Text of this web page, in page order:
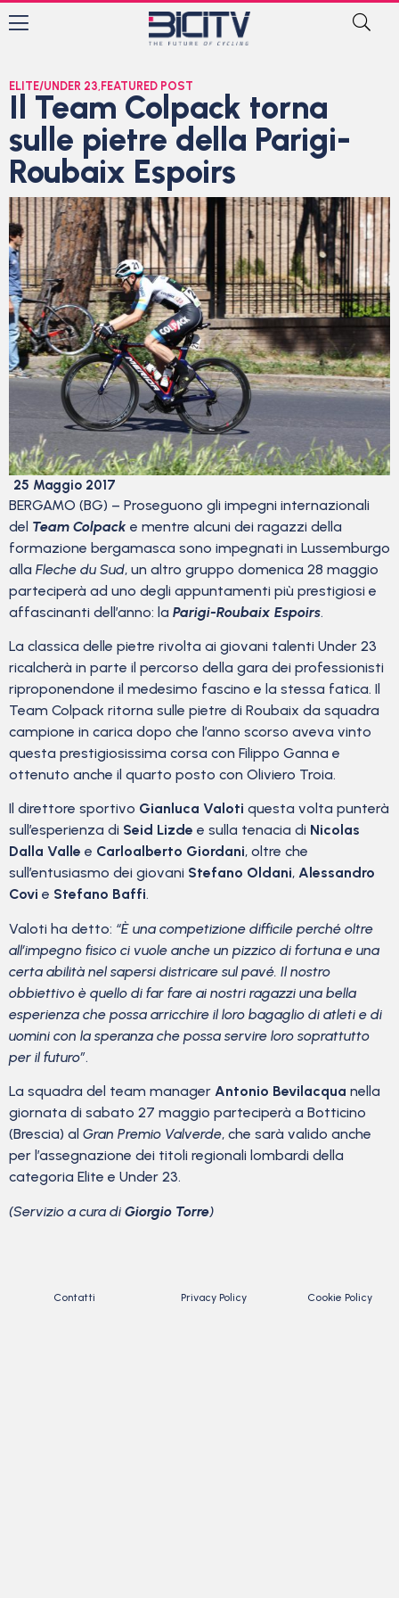
ELITE/UNDER 23, FEATURED POST
Il Team Colpack torna
sulle pietre della Parigi-
Roubaix Espoirs
25 Maggio 2017
BERGAMO (BG) – Proseguono gli impegni internazionali
del Team Colpack e mentre alcuni dei ragazzi della
formazione bergamasca sono impegnati in Lussemburgo
alla Fleche du Sud, un altro gruppo domenica 28 maggio
parteciperà ad uno degli appuntamenti più prestigiosi e
affascinanti dell’anno: la Parigi-Roubaix Espoirs.
La classica delle pietre rivolta ai giovani talenti Under 23
ricalcherà in parte il percorso della gara dei professionisti
riproponendone il medesimo fascino e la stessa fatica. Il
Team Colpack ritorna sulle pietre di Roubaix da squadra
campione in carica dopo che l’anno scorso aveva vinto
questa prestigiosissima corsa con Filippo Ganna e
ottenuto anche il quarto posto con Oliviero Troia.
Il direttore sportivo Gianluca Valoti questa volta punterà
sull’esperienza di Seid Lizde e sulla tenacia di Nicolas
Dalla Valle e Carloalberto Giordani, oltre che
sull’entusiasmo dei giovani Stefano Oldani, Alessandro
Covi e Stefano Baffi.
Valoti ha detto: “È una competizione difficile perché oltre
all’impegno fisico ci vuole anche un pizzico di fortuna e una
certa abilità nel sapersi districare sul pavé. Il nostro
obbiettivo è quello di far fare ai nostri ragazzi una bella
esperienza che possa arricchire il loro bagaglio di atleti e di
uomini con la speranza che possa servire loro soprattutto
per il futuro”.
La squadra del team manager Antonio Bevilacqua nella
giornata di sabato 27 maggio parteciperà a Botticino
(Brescia) al Gran Premio Valverde, che sarà valido anche
per l’assegnazione dei titoli regionali lombardi della
categoria Elite e Under 23.
(Servizio a cura di Giorgio Torre)
Contatti Privacy Policy Cookie Policy